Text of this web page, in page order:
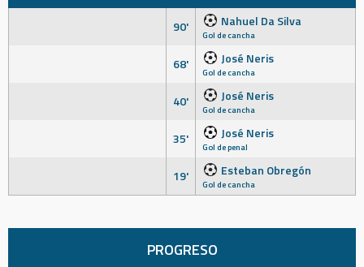
90' Nahuel Da Silva
Gol de cancha
68' José Neris
Gol de cancha
40' José Neris
Gol de cancha
35' José Neris
Gol de penal
19' Esteban Obregón
Gol de cancha
PROGRESO